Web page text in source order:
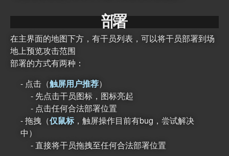
部署
在主界面的地图下方，有干员列表，可以将干员部署到场
地上预览攻击范围
部署的方式有两种：
点击（触屏用户推荐）
先点击干员图标，图标亮起
点击任何合法部署位置
拖拽（仅鼠标，触屏操作目前有bug，尝试解决
中）
直接将干员拖拽至任何合法部署位置